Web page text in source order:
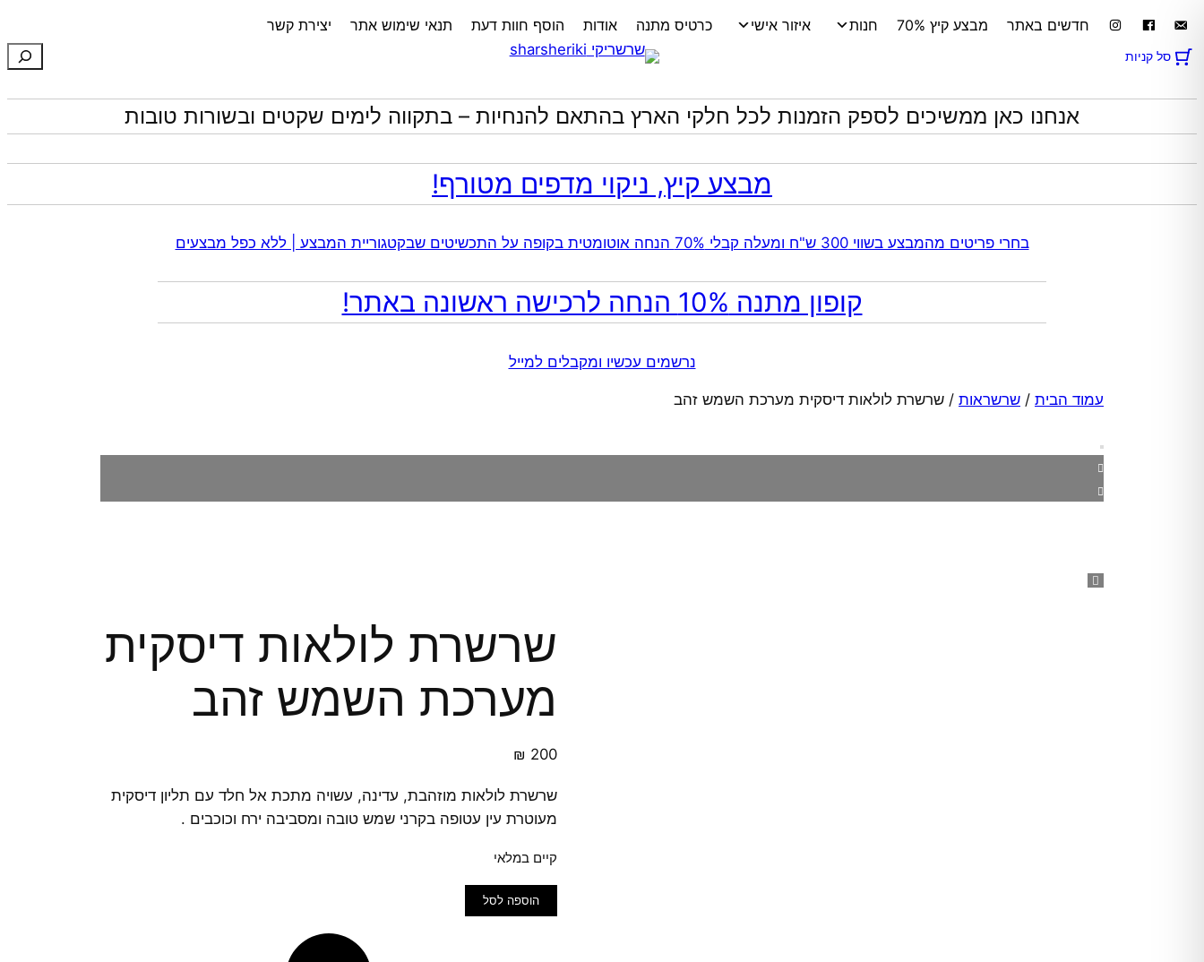
לדלג
חדשים באתר מבצע קיץ 70% חנות איזור אישי כרטיס מתנה אודות הוסף חוות דעת תנאי שימוש אתר יצירת קשר
סל קניות חיפוש
אנחנו כאן ממשיכים לספק הזמנות לכל חלקי הארץ בהתאם להנחיות – בתקווה לימים שקטים ובשורות טובות
מבצע קיץ, ניקוי מדפים מטורף!
בחרי פריטים מהמבצע בשווי 300 ש"ח ומעלה קבלי 70% הנחה אוטומטית בקופה על התכשיטים שבקטגוריית המבצע | ללא כפל מבצעים
קופון מתנה 10% הנחה לרכישה ראשונה באתר!
נרשמים עכשיו ומקבלים למייל
עמוד הבית / שרשראות / שרשרת לולאות דיסקית מערכת השמש זהב
שרשרת לולאות דיסקית
מערכת השמש זהב
₪ 200
שרשרת לולאות מוזהבת, עדינה, עשויה מתכת אל חלד עם תליון דיסקית
מעוטרת עין עטופה בקרני שמש טובה ומסביבה ירח וכוכבים .
קיים במלאי
כמות
של
הוספה לסל